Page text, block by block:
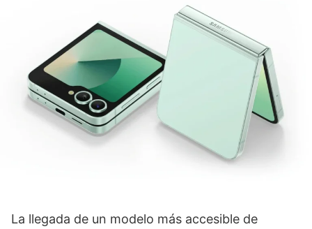
La llegada de un modelo más accesible de